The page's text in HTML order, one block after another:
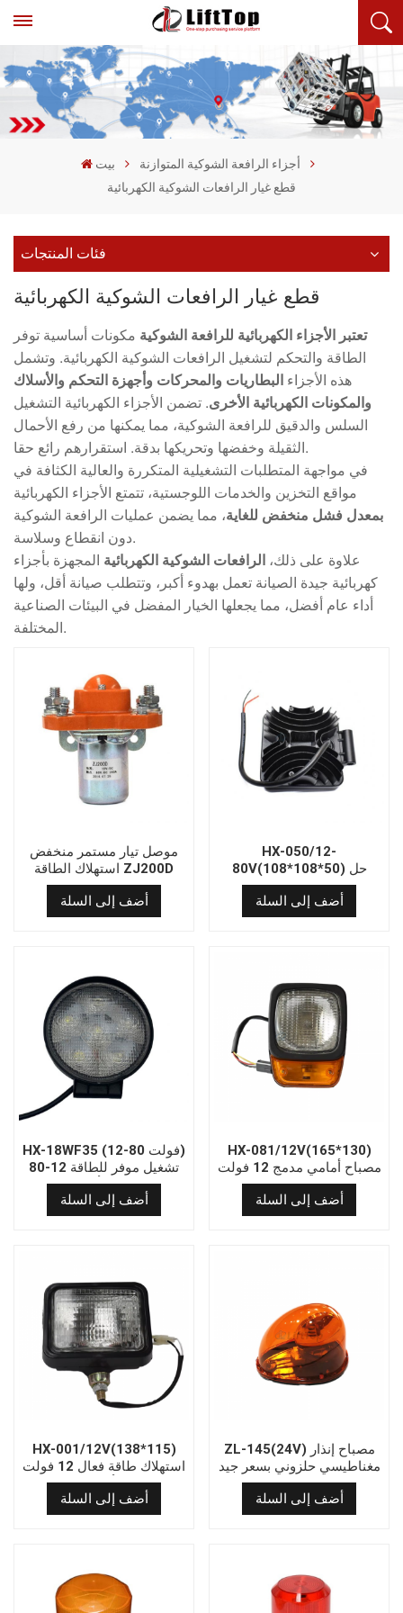
بيت
أجزاء الرافعة الشوكية المتوازنة
قطع غيار الرافعات الشوكية الكهربائية
فئات المنتجات
قطع غيار الرافعات الشوكية الكهربائية
تعتبر الأجزاء الكهربائية للرافعة الشوكية مكونات أساسية توفر
الطاقة والتحكم لتشغيل الرافعات الشوكية الكهربائية. وتشمل
هذه الأجزاء البطاريات والمحركات وأجهزة التحكم والأسلاك
والمكونات الكهربائية الأخرى. تضمن الأجزاء الكهربائية التشغيل
السلس والدقيق للرافعة الشوكية، مما يمكنها من رفع الأحمال
الثقيلة وخفضها وتحريكها بدقة. استقرارهم رائع حقا.
في مواجهة المتطلبات التشغيلية المتكررة والعالية الكثافة في
مواقع التخزين والخدمات اللوجستية، تتمتع الأجزاء الكهربائية
بمعدل فشل منخفض للغاية، مما يضمن عمليات الرافعة الشوكية
دون انقطاع وسلاسة.
علاوة على ذلك، الرافعات الشوكية الكهربائية المجهزة بأجزاء
كهربائية جيدة الصيانة تعمل بهدوء أكبر، وتتطلب صيانة أقل، ولها
أداء عام أفضل، مما يجعلها الخيار المفضل في البيئات الصناعية
المختلفة.
موصل تيار مستمر منخفض
استهلاك الطاقة ZJ200D
OEM مزدوج الكسر
أضف إلى السلة
HX-050/12-
80V(108*108*50) حل
إضاءة فعال من حيث التكلفة
لمصباح أمامي LED مربع 12-
80 فولت
أضف إلى السلة
HX-18WF35 (12-80 فولت)
تشغيل موفر للطاقة 12-80
فولت مصباح أمامي دائري
LED
أضف إلى السلة
HX-081/12V(165*130)
مصباح أمامي مدمج 12 فولت
وعمر افتراضي طويل وصيانة
منخفضة
أضف إلى السلة
HX-001/12V(138*115)
استهلاك طاقة فعال 12 فولت
مصباح أمامي مربع
أضف إلى السلة
ZL-145(24V) مصباح إنذار
مغناطيسي حلزوني بسعر جيد
أضف إلى السلة